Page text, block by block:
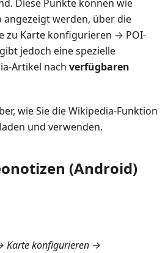
Diese Punkte können wie
angezeigt werden, über die
zu Karte konfigurieren → POI-
jedoch eine spezielle
Artikel nach verfügbaren
wie Sie die Wikipedia-Funktion
und verwenden.
(Android)
Karte konfigurieren →